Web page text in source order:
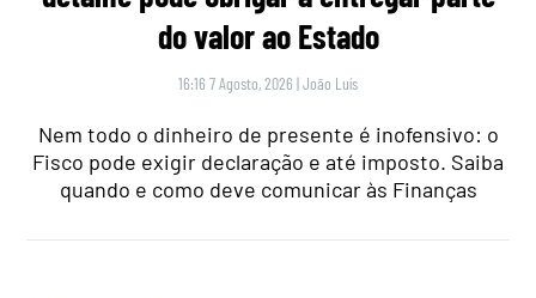
do valor ao Estado
16:16 7 Agosto, 2026 |João Luís
Nem todo o dinheiro de presente é inofensivo: o
Fisco pode exigir declaração e até imposto. Saiba
quando e como deve comunicar às Finanças